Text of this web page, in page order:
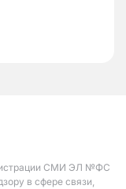
СМИ ЭЛ №ФС
в сфере связи,